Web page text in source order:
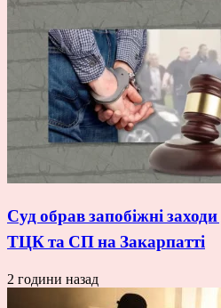
Суд обрав запобіжні
ТЦК та СП на Закарпатті
2 години назад